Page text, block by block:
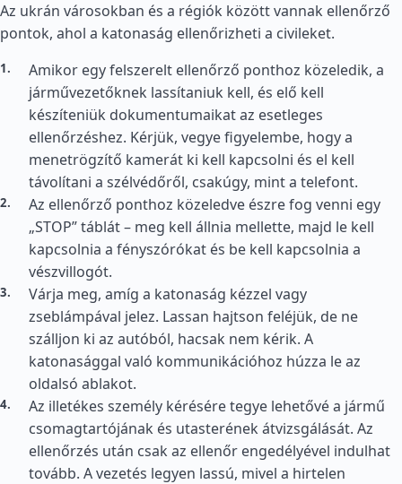
Az ukrán városokban és a régiók között vannak ellenőrző
pontok, ahol a katonaság ellenőrizheti a civileket.
Amikor egy felszerelt ellenőrző ponthoz közeledik, a
járművezetőknek lassítaniuk kell, és elő kell
készíteniük dokumentumaikat az esetleges
ellenőrzéshez. Kérjük, vegye figyelembe, hogy a
menetrögzítő kamerát ki kell kapcsolni és el kell
távolítani a szélvédőről, csakúgy, mint a telefont.
Az ellenőrző ponthoz közeledve észre fog venni egy
„STOP” táblát – meg kell állnia mellette, majd le kell
kapcsolnia a fényszórókat és be kell kapcsolnia a
vészvillogót.
Várja meg, amíg a katonaság kézzel vagy
zseblámpával jelez. Lassan hajtson feléjük, de ne
szálljon ki az autóból, hacsak nem kérik. A
katonasággal való kommunikációhoz húzza le az
oldalsó ablakot.
Az illetékes személy kérésére tegye lehetővé a jármű
csomagtartójának és utasterének átvizsgálását. Az
ellenőrzés után csak az ellenőr engedélyével indulhat
tovább. A vezetés legyen lassú, mivel a hirtelen